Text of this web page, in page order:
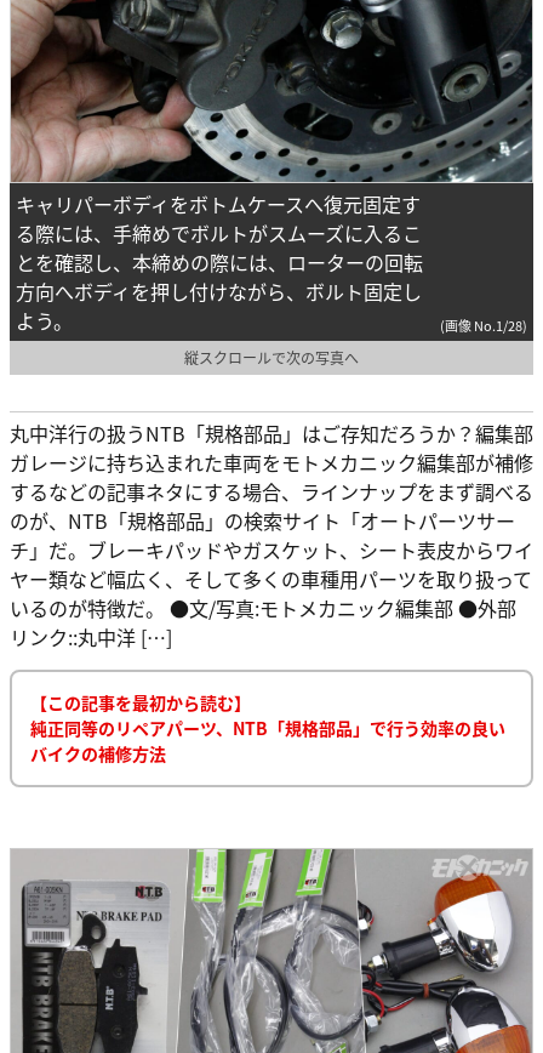
キャリパーボディをボトムケースへ復元固定す
る際には、手締めでボルトがスムーズに入るこ
とを確認し、本締めの際には、ローターの回転
方向へボディを押し付けながら、ボルト固定し
よう。
(画像 No.1/28)
縦スクロールで次の写真へ
丸中洋行の扱うNTB「規格部品」はご存知だろうか？編集部
ガレージに持ち込まれた車両をモトメカニック編集部が補修
するなどの記事ネタにする場合、ラインナップをまず調べる
のが、NTB「規格部品」の検索サイト「オートパーツサー
チ」だ。ブレーキパッドやガスケット、シート表皮からワイ
ヤー類など幅広く、そして多くの車種用パーツを取り扱って
いるのが特徴だ。 ●文/写真:モトメカニック編集部 ●外部
リンク::丸中洋 […]
【この記事を最初から読む】
純正同等のリペアパーツ、NTB「規格部品」で行う効率の良い
バイクの補修方法